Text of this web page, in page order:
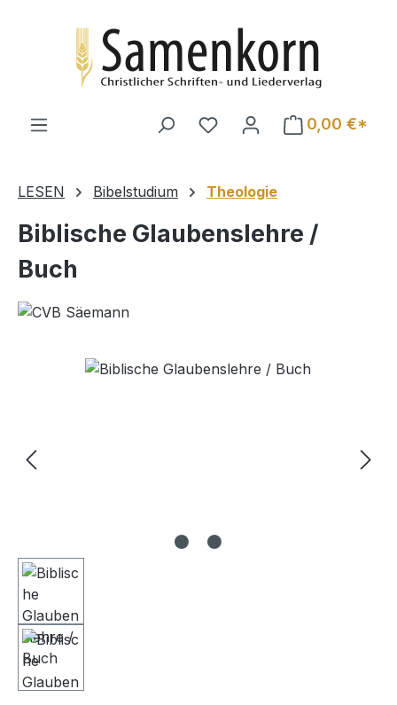
0,00 €*
LESEN Bibelstudium Theologie
Biblische Glaubenslehre /
Buch
Bildergalerie überspringen